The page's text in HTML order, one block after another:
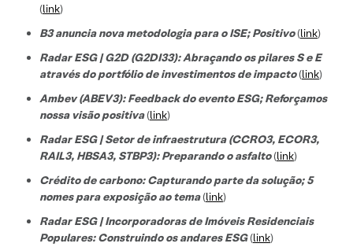
(link)
B3 anuncia nova metodologia para o ISE; Positivo(link)
Radar ESG | G2D (G2DI33): Abraçando os pilares S e E
através do portfólio de investimentos de impacto(link)
Ambev (ABEV3): Feedback do evento ESG; Reforçamos
nossa visão positiva(link)
Radar ESG | Setor de infraestrutura (CCRO3, ECOR3,
RAIL3, HBSA3, STBP3): Preparando o asfalto(link)
Crédito de carbono: Capturando parte da solução; 5
nomes para exposição ao tema(link)
Radar ESG | Incorporadoras de Imóveis Residenciais
Populares: Construindo os andares ESG(link)